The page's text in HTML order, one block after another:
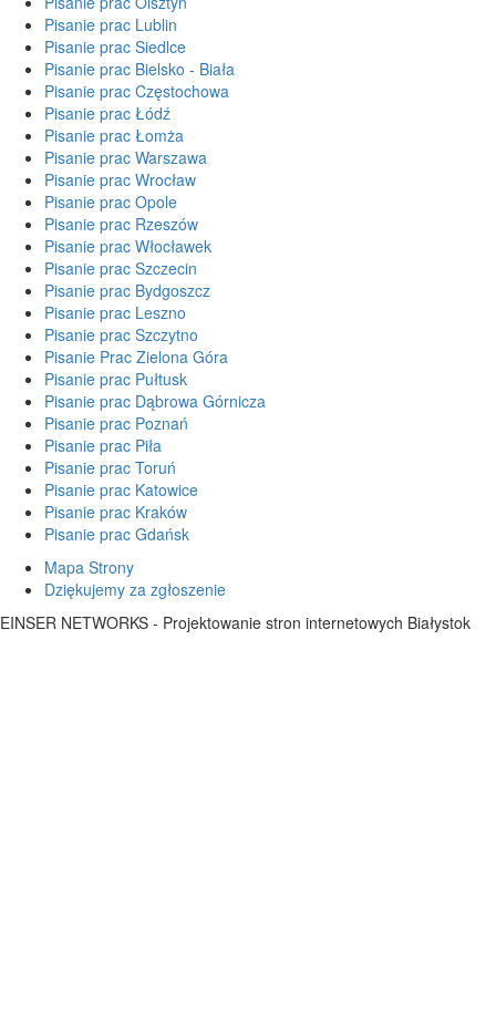
Pisanie prac Lublin
Pisanie prac Siedlce
Pisanie prac Bielsko - Biała
Pisanie prac Częstochowa
Pisanie prac Łódź
Pisanie prac Łomża
Pisanie prac Warszawa
Pisanie prac Wrocław
Pisanie prac Opole
Pisanie prac Rzeszów
Pisanie prac Włocławek
Pisanie prac Szczecin
Pisanie prac Bydgoszcz
Pisanie prac Leszno
Pisanie prac Szczytno
Pisanie Prac Zielona Góra
Pisanie prac Pułtusk
Pisanie prac Dąbrowa Górnicza
Pisanie prac Poznań
Pisanie prac Piła
Pisanie prac Toruń
Pisanie prac Katowice
Pisanie prac Kraków
Pisanie prac Gdańsk
Mapa Strony
Dziękujemy za zgłoszenie
EINSER NETWORKS - Projektowanie stron internetowych Białystok